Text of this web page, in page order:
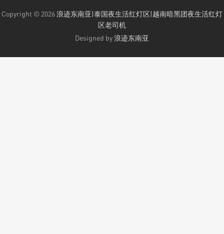
Copyright © 2026浪迹东南亚|泰国夜生活红灯区|越南暗黑团夜生活红灯
区老司机
Designed by浪迹东南亚